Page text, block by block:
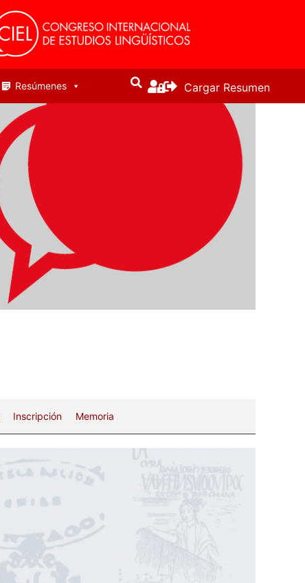
Resúmenes Cargar Resumen
Inscripción Memoria